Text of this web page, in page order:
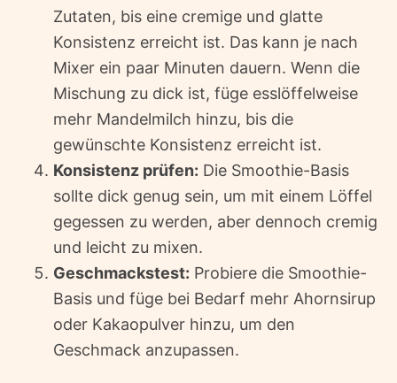
Zutaten, bis eine cremige und glatte
Konsistenz erreicht ist. Das kann je nach
Mixer ein paar Minuten dauern. Wenn die
Mischung zu dick ist, füge esslöffelweise
mehr Mandelmilch hinzu, bis die
gewünschte Konsistenz erreicht ist.
Konsistenz prüfen: Die Smoothie-Basis
sollte dick genug sein, um mit einem Löffel
gegessen zu werden, aber dennoch cremig
und leicht zu mixen.
Geschmackstest: Probiere die Smoothie-
Basis und füge bei Bedarf mehr Ahornsirup
oder Kakaopulver hinzu, um den
Geschmack anzupassen.